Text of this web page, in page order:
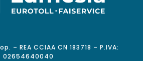
– REA CCIAA CN 183718 – P.IVA:
02654640040